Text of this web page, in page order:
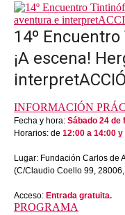
14º
¡A escena!
INFORMACIÓN
Fecha y hora: Sábado 24 de
Horarios: de 12:00 a 14:00
Lugar: Fundación Carlos de
(C/Claudio Coello 99,
Acceso: Entrada gratuita.
PROGRAMA